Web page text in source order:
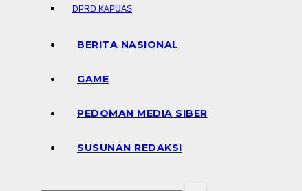
DPRD KAPUAS
BERITA NASIONAL
GAME
PEDOMAN MEDIA SIBER
SUSUNAN REDAKSI